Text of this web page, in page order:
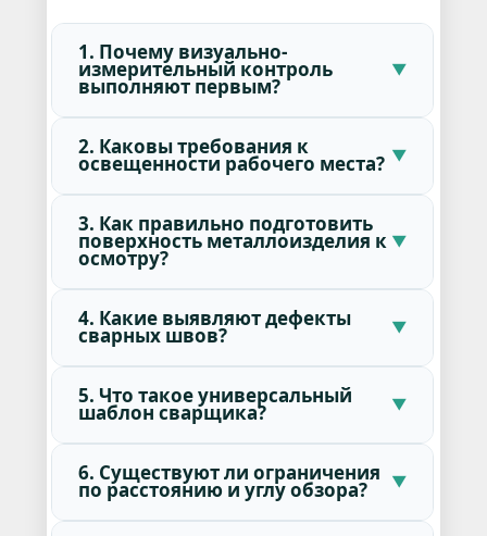
1. Почему визуально-
измерительный контроль
выполняют первым?
2. Каковы требования к
освещенности рабочего места?
3. Как правильно подготовить
поверхность металлоизделия к
осмотру?
4. Какие выявляют дефекты
сварных швов?
5. Что такое универсальный
шаблон сварщика?
6. Существуют ли ограничения
по расстоянию и углу обзора?